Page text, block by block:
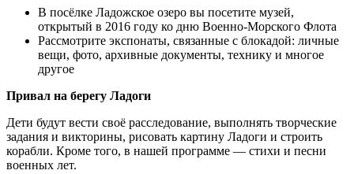
В посёлке Ладожское озеро вы посетите музей,
открытый в 2016 году ко дню Военно-Морского Флота
Рассмотрите экспонаты, связанные с блокадой: личные
вещи, фото, архивные документы, технику и многое
другое
Привал на берегу Ладоги
Дети будут вести своё расследование, выполнять творческие
задания и викторины, рисовать картину Ладоги и строить
корабли. Кроме того, в нашей программе — стихи и песни
военных лет.